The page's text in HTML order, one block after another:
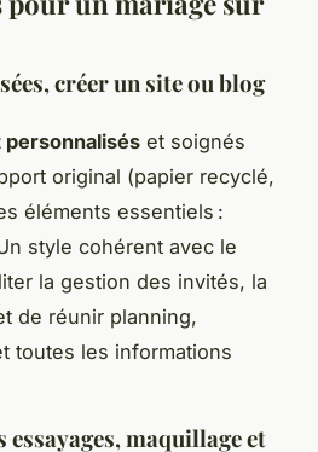
créer un site ou blog
et soignés
original (papier recyclé,
éléments essentiels :
style cohérent avec le
la gestion des invités, la
de réunir planning,
toutes les informations
maquillage et